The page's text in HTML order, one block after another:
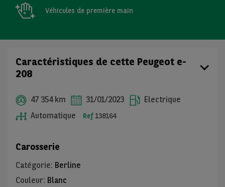
Véhicules de première main
Caractéristiques de cette Peugeot e-
208
47 354 km 31/01/2023
Electrique
Automatique
Ref 138164
Carosserie
Catégorie: Berline
Couleur: Blanc